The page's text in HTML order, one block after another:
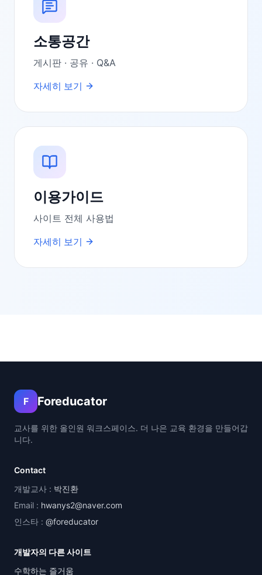
소통공간
게시판 · 공유 · Q&A
자세히 보기
이용가이드
사이트 전체 사용법
자세히 보기
F Foreducator
교사를 위한 올인원 워크스페이스. 더 나은 교육 환경을 만들어갑
니다.
Contact
개발교사 : 박진환
Email : hwanys2@naver.com
인스타 : @foreducator
개발자의 다른 사이트
수학하는 즐거움